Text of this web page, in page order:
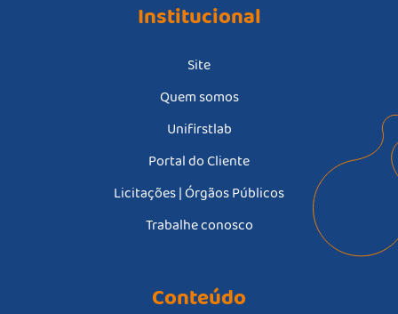
Institucional
Site
Quem somos
Unifirstlab
Portal do Cliente
Licitações | Órgãos Públicos
Trabalhe conosco
Conteúdo